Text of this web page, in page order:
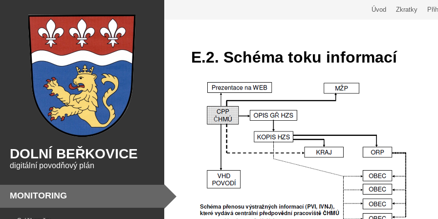
DOLNÍ BEŘKOVICE
digitální povodňový plán
MONITORING
Úvod Zkratky
E.2. Schéma toku informací